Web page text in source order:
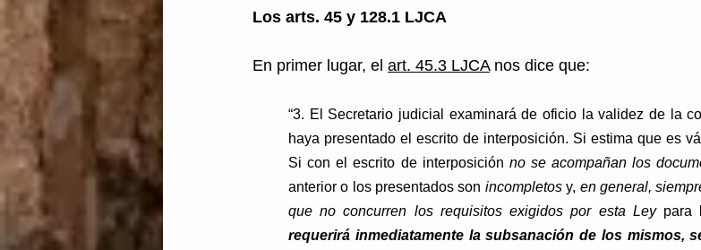
Los arts. 45 y 128.1 LJCA
En primer lugar, el art. 45.3 LJCA nos dice que:
“3. El Secretario judicial examinará de oficio la validez de la
haya presentado el escrito de interposición. Si estima que es
Si con el escrito de interposición no se acompañan los
anterior o los presentados son incompletos y, en general,
que no concurren los requisitos exigidos por esta Ley
requerirá inmediatamente la subsanación de los mismos,